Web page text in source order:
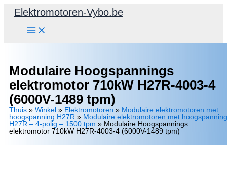
Spring
Elektromotoren-Vybo.be
Modulaire Hoogspannings
elektromotor 710kW H27R-4003-4
(6000V-1489 tpm)
Thuis » Winkel » Elektromotoren » Modulaire elektromotoren met
hoogspanning H27R » Modulaire elektromotoren met hoogspanning
H27R – 4-polig – 1500 tpm » Modulaire Hoogspannings
elektromotor 710kW H27R-4003-4 (6000V-1489 tpm)